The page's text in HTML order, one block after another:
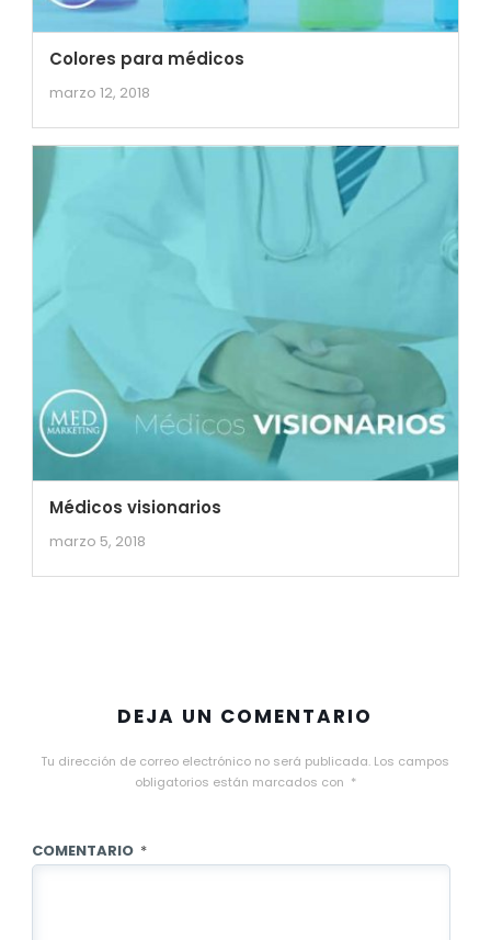
Colores para médicos
marzo 12, 2018
Médicos visionarios
marzo 5, 2018
DEJA UN COMENTARIO
Tu dirección de correo electrónico no será publicada. Los campos
obligatorios están marcados con *
COMENTARIO *